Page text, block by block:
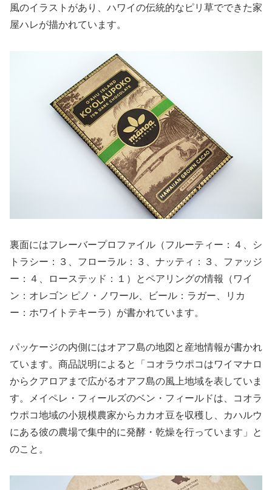
風のイラストがあり、ハワイの伝統的なピリ草でできた家
屋ハレが描かれています。
裏面にはフレーバープロファイル（フルーティー：４、シ
トラシー：３、フローラル：３、ナッティ：３、ファッジ
ー：４、ローステッド：１）とペアリングの情報（ワイ
ン：オレゴン ピノ・ノワール、ビール：ラガー、リカ
ー：ホワイトテキーラ）が書かれています。
パッケージの内側にはオアフ島の地図と産地情報が書かれ
ています。商品説明によると「コオラウポコはワイマナロ
からクアロアまで広がるオアフ島の風上地域を表していま
す。メイペレ・フィールズのベン・フィールドは、コオラ
ウポコ地域の小規模農家からカカオ豆を収穫し、カハルウ
にある彼の農場で集中的に発酵・乾燥を行っています」と
のこと。